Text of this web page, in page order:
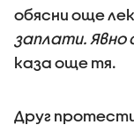
обясни още
заплати.
каза още тя.
Друг